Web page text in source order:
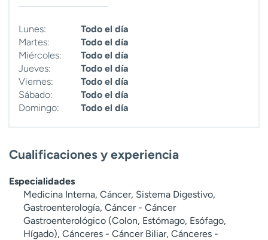
Lunes:
Todo el día
Martes:
Todo el día
Miércoles:
Todo el día
Jueves:
Todo el día
Viernes:
Todo el día
Sábado:
Todo el día
Domingo:
Todo el día
Cualificaciones y experiencia
Especialidades
Medicina Interna, Cáncer, Sistema Digestivo,
Gastroenterología, Cáncer - Cáncer
Gastroenterológico (Colon, Estómago, Esófago,
Hígado), Cánceres - Cáncer Biliar, Cánceres -